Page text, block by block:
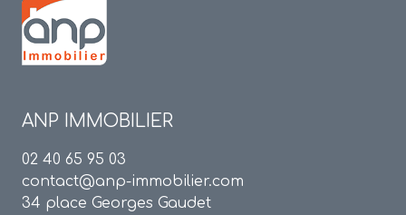
ANP IMMOBILIER
02 40 65 95 03
contact@anp-immobilier.com
34 place Georges Gaudet